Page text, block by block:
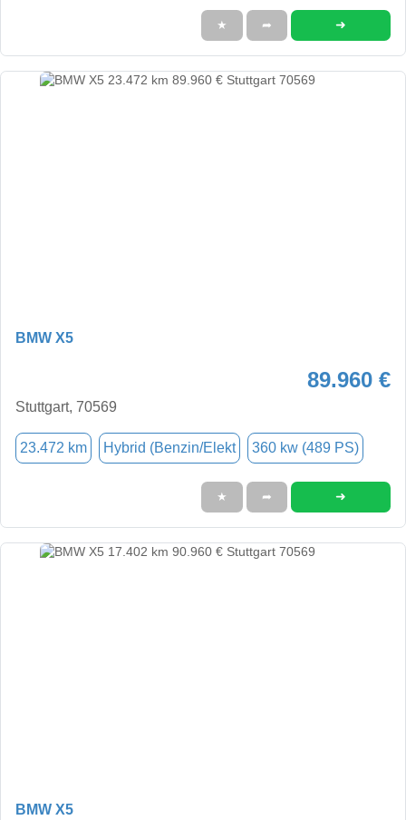
★ ➦ ➜
BMW X5
89.960 €
Stuttgart, 70569
23.472 km Hybrid (Benzin/Elekt 360 kw (489 PS)
★ ➦ ➜
BMW X5